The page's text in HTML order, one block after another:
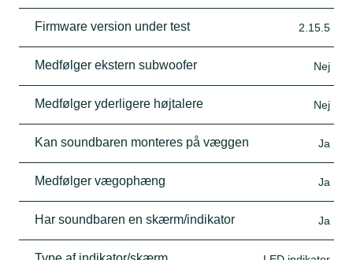
Firmware version under test 2.15.5
Medfølger ekstern subwoofer Nej
Medfølger yderligere højtalere Nej
Kan soundbaren monteres på væggen Ja
Medfølger vægophæng Ja
Har soundbaren en skærm/indikator Ja